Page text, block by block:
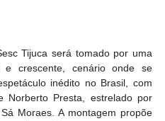
Tijuca será tomado por uma
e crescente, cenário onde se
inédito no Brasil, com
Norberto Presta, estrelado por
Moraes. A montagem propõe